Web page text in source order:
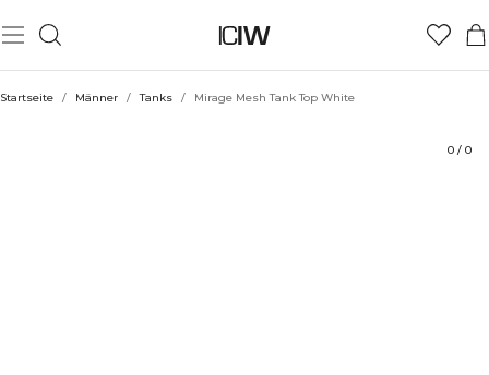
Startseite / Männer / Tanks / Mirage Mesh Tank Top White
0 / 0